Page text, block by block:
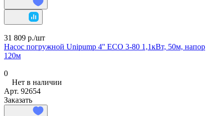
31 809 р./шт
Насос погружной Unipump 4'' ECO 3-80 1,1кВт, 50м, напор
120м
0
Нет в наличии
Арт. 92654
Заказать